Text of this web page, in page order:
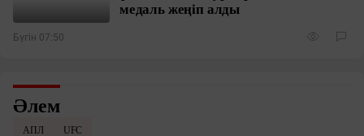
медаль жеңіп алды
Бүгін 07:50
Әлем
АПЛ UFC